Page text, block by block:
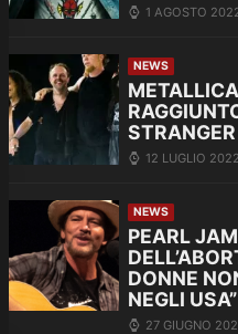
1 AGOSTO
NEWS
12 LUGLIO 2022
NEWS
PEARL
DONNE
NEGLI USA”
27 GIUGNO